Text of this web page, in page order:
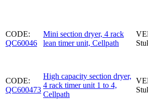
CODE:
QC60046
Mini section dryer, 4 rack
lean timer unit, Cellpath
CODE:
QC600473
High capacity section dryer,
4 rack timer unit 1 to 4,
Cellpath